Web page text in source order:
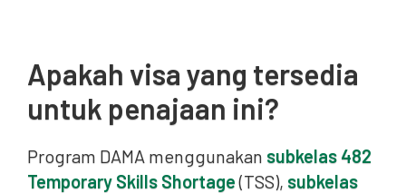
Apakah visa yang tersedia
untuk penajaan ini?
Program DAMA menggunakan subkelas 482
Temporary Skills Shortage(TSS), subkelas